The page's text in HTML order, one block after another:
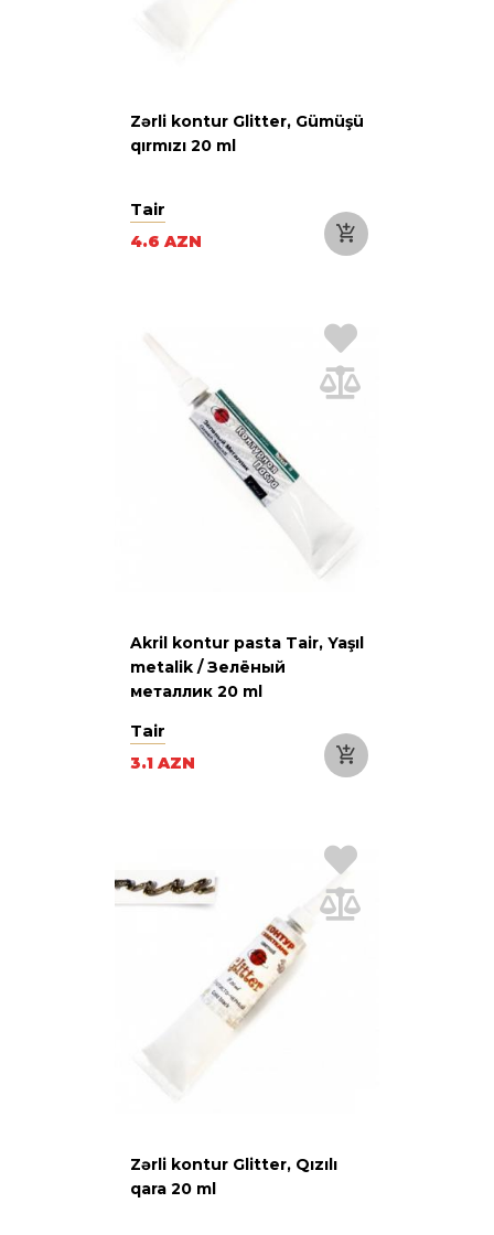
Zərli kontur Glitter, Gümüşü
qırmızı 20 ml
Tair
4.6 AZN
Akril kontur pasta Tair, Yaşıl
metalik / Зелёный
металлик 20 ml
Tair
3.1 AZN
Zərli kontur Glitter, Qızılı
qara 20 ml